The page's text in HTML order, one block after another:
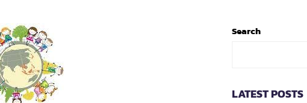
Search
LATEST POSTS